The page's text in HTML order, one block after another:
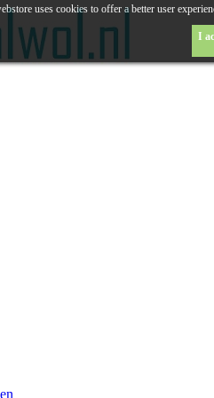
uses cookies to offer a better user
I